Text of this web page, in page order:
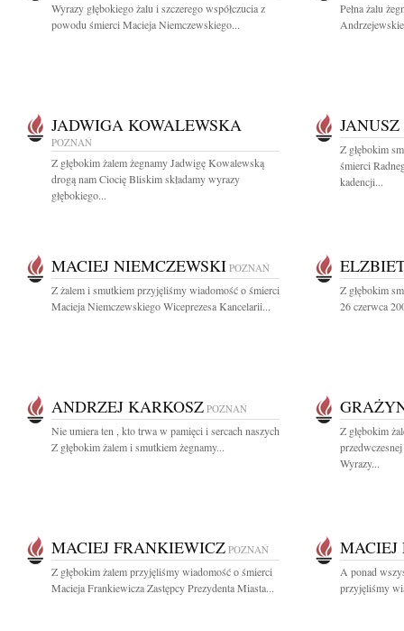
Wyrazy głębokiego żalu i szczerego współczucia z
powodu śmierci Macieja Niemczewskiego...
Pełna żalu
JADWIGA KOWALEWSKA
POZNAŃ
Z głębokim żalem żegnamy Jadwigę Kowalewską
drogą nam Ciocię Bliskim składamy wyrazy
głębokiego...
Z głębokim
śmierci
kadencji...
MACIEJ NIEMCZEWSKI POZNAŃ
Z żalem i smutkiem przyjęliśmy wiadomość o śmierci
Macieja Niemczewskiego Wiceprezesa Kancelarii...
Z głębokim
26 czerwca
ANDRZEJ KARKOSZ POZNAŃ
Nie umiera ten , kto trwa w pamięci i sercach naszych
Z głębokim żalem i smutkiem żegnamy...
Z głębokim
Wyrazy...
MACIEJ FRANKIEWICZ POZNAŃ
Z głębokim żalem przyjęliśmy wiadomość o śmierci
Macieja Frankiewicza Zastępcy Prezydenta Miasta...
MACIEJ
A ponad
przyjęliśmy